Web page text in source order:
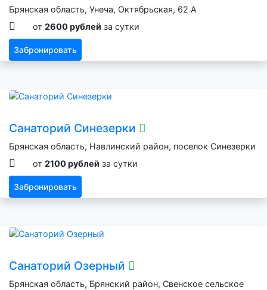
Брянская область, Унеча, Октябрьская, 62 А
от 2600 рублей за сутки
Забронировать
Санаторий Синезерки
Брянская область, Навлинский район, поселок Синезерки
от 2100 рублей за сутки
Забронировать
Санаторий Озерный
Брянская область, Брянский район, Свенское сельское